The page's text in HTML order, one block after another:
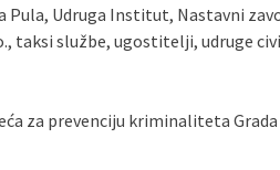
Pula, Udruga Institut, Nastavni
taksi službe, ugostitelji, udruge
za prevenciju kriminaliteta